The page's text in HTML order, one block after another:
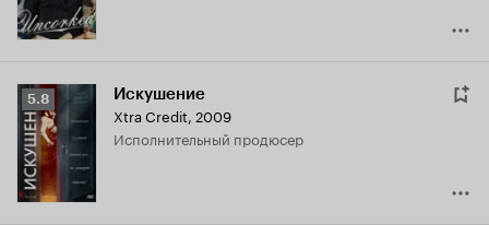
Рейтинг
Кинопоиска
5.8
5.8 Искушение
Xtra Credit, 2009
исполнительный продюсер